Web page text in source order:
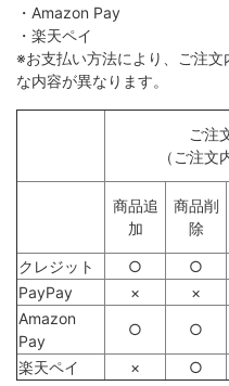
・Amazon Pay
・楽天ペイ
※お支払い方法により、ご注
な内容が異なります。
ご注
（ご注文
商品追
加
商品削
除
クレジット ○ ○
PayPay
× ×
Amazon
Pay
○ ○
楽天ペイ × ○